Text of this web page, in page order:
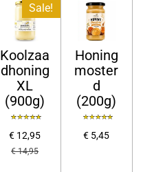
Sale!
Koolzaa
dhoning
XL
(900g)
€ 12,95
€ 14,95
Honing
moster
d
(200g)
€ 5,45